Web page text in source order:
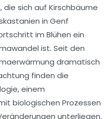
die sich auf Kirschbäume
in Genf
im Blühen ein
ist. Seit den
dramatisch
finden die
, einem
biologischen Prozessen
unterliegen.